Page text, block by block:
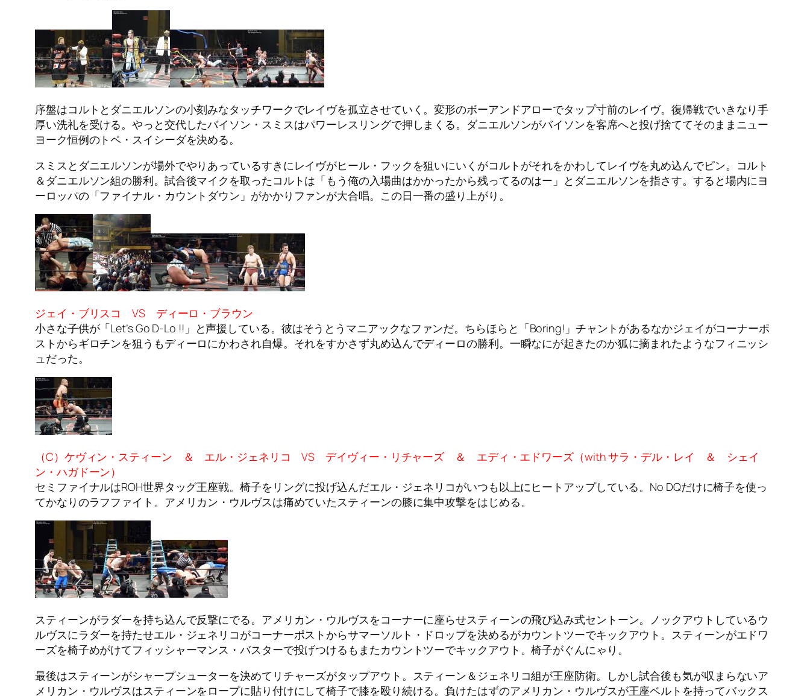
序盤はコルトとダニエルソンの小刻みなタッチワークでレイヴを孤立させていく。変形のボーアンドアローでタップ寸前のレイヴ。復帰戦でいきなり手
厚い洗礼を受ける。やっと交代したバイソン・スミスはパワーレスリングで押しまくる。ダニエルソンがバイソンを客席へと投げ捨ててそのままニュー
ヨーク恒例のトペ・スイシーダを決める。
スミスとダニエルソンが場外でやりあっているすきにレイヴがヒール・フックを狙いにいくがコルトがそれをかわしてレイヴを丸め込んでピン。コルト
＆ダニエルソン組の勝利。試合後マイクを取ったコルトは「もう俺の入場曲はかかったから残ってるのはー」とダニエルソンを指さす。すると場内にヨ
ーロッパの「ファイナル・カウントダウン」がかかりファンが大合唱。この日一番の盛り上がり。
ジェイ・ブリスコ VS ディーロ・ブラウン
小さな子供が「Let’s Go D-Lo !!」と声援している。彼はそうとうマニアックなファンだ。ちらほらと「Boring!」チャントがあるなかジェイがコーナーポ
ストからギロチンを狙うもディーロにかわされ自爆。それをすかさず丸め込んでディーロの勝利。一瞬なにが起きたのか狐に摘まれたようなフィニッシ
ュだった。
（C）ケヴィン・スティーン ＆ エル・ジェネリコ VS デイヴィー・リチャーズ ＆ エディ・エドワーズ（with サラ・デル・レイ ＆ シェイ
ン・ハガドーン）
セミファイナルはROH世界タッグ王座戦。椅子をリングに投げ込んだエル・ジェネリコがいつも以上にヒートアップしている。No DQだけに椅子を使っ
てかなりのラフファイト。アメリカン・ウルヴスは痛めていたスティーンの膝に集中攻撃をはじめる。
スティーンがラダーを持ち込んで反撃にでる。アメリカン・ウルヴスをコーナーに座らせスティーンの飛び込み式セントーン。ノックアウトしているウ
ルヴスにラダーを持たせエル・ジェネリコがコーナーポストからサマーソルト・ドロップを決めるがカウントツーでキックアウト。スティーンがエドワ
ーズを椅子めがけてフィッシャーマンス・バスターで投げつけるもまたカウントツーでキックアウト。椅子がぐんにゃり。
最後はスティーンがシャープシューターを決めてリチャーズがタップアウト。スティーン＆ジェネリコ組が王座防衛。しかし試合後も気が収まらないア
メリカン・ウルヴスはスティーンをロープに貼り付けにして椅子で膝を殴り続ける。負けたはずのアメリカン・ウルヴスが王座ベルトを持ってバックス